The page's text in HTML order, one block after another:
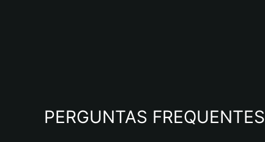
PERGUNTAS FREQUENTES